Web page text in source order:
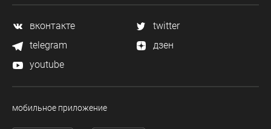
вконтакте
twitter
telegram
дзен
youtube
мобильное приложение